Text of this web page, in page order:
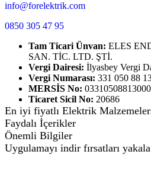
info@forelektrik.com
0850 305 47 95
Tam Ticari Ünvan: ELES
SAN. TİC. LTD. ŞTİ.
Vergi Dairesi: İlyasbey Vergi
Vergi Numarası: 331 050 88
MERSİS No:
Ticaret Sicil No: 20686
En iyi fiyatlı Elektrik
Faydalı İçerikler
Önemli Bilgiler
Uygulamayı indir fırsatları yakala